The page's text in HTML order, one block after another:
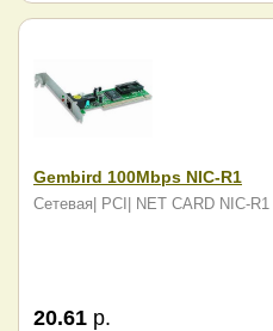
Gembird 100Mbps NIC-R1
Сетевая| PCI| NET CARD NIC-
20.61 р.